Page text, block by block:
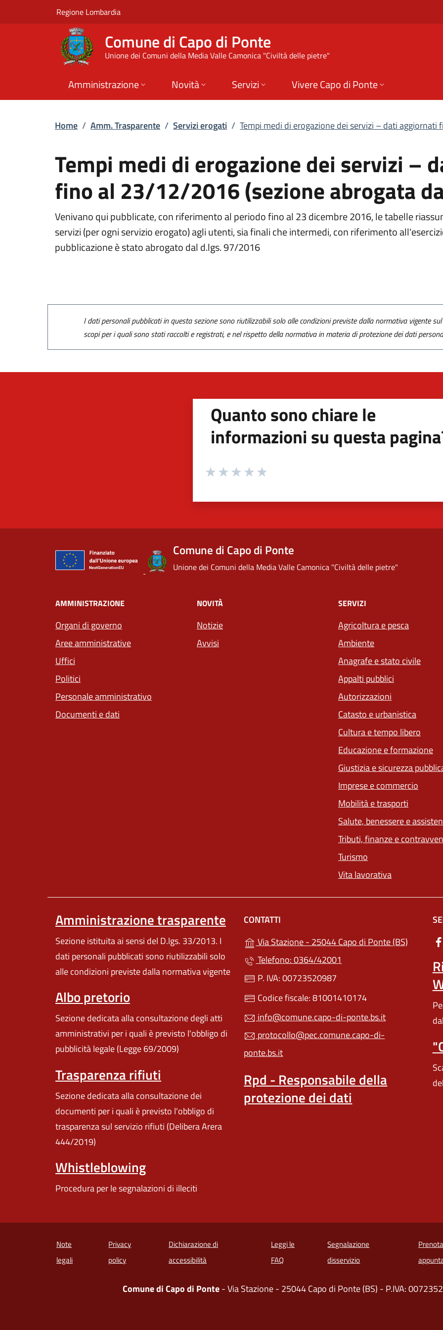
Vai al contenuto principale
Tempi medi di erogazione dei servizi –
Regione Lombardia
Comune di Capo di Ponte
Unione dei Comuni della Media Valle Camonica "Civiltà delle pietre"
Amministrazione Novità Servizi Vivere Capo di Ponte
Home / Amm. Trasparente / Servizi erogati / Tempi medi di erogazione dei servizi – dati aggiornati
Tempi medi di erogazione dei servizi –
fino al 23/12/2016 (sezione abrogata
Venivano qui pubblicate, con riferimento al periodo fino al 23 dicembre 2016, le tabelle
servizi (per ogni servizio erogato) agli utenti, sia finali che intermedi, con riferimento
pubblicazione è stato abrogato dal d.lgs. 97/2016
I dati personali pubblicati in questa sezione sono riutilizzabili solo alle condizioni previste dalla normativa vigente
scopi per i quali sono stati raccolti e registrati, e nel rispetto della normativa in materia di protezione dei dati
Quanto sono chiare le
informazioni su questa
Valuta da 1 a 5 stelle la pagina
Comune di Capo di Ponte
Unione dei Comuni della Media Valle Camonica "Civiltà delle pietre"
AMMINISTRAZIONE
Organi di governo
Aree amministrative
Uffici
Politici
Personale amministrativo
Documenti e dati
NOVITÀ
Notizie
Avvisi
SERVIZI
Agricoltura e pesca
Ambiente
Anagrafe e stato civile
Appalti pubblici
Autorizzazioni
Catasto e urbanistica
Cultura e tempo libero
Educazione e formazione
Giustizia e sicurezza
Imprese e commercio
Mobilità e trasporti
Salute, benessere e
Tributi, finanze e
Turismo
Vita lavorativa
Amministrazione trasparente
Sezione istituita ai sensi del D.lgs. 33/2013. I
dati personali pubblicati sono riutilizzabili solo
alle condizioni previste dalla normativa vigente
Albo pretorio
Sezione dedicata alla consultazione degli atti
amministrativi per i quali è previsto l'obbligo di
pubblicità legale (Legge 69/2009)
Trasparenza rifiuti
Sezione dedicata alla consultazione dei
documenti per i quali è previsto l'obbligo di
trasparenza sul servizio rifiuti (Delibera Arera
444/2019)
Whistleblowing
Procedura per le segnalazioni di illeciti
CONTATTI
Via Stazione - 25044 Capo di Ponte (BS) (apre in
Telefono: 0364/42001
P. IVA: 00723520987
Codice fiscale: 81001410174
info@comune.capo-di-ponte.bs.it
protocollo@pec.comune.capo-di-
ponte.bs.it
Rpd - Responsabile della
protezione dei dati
Note
legali
Privacy
policy
Dichiarazione di
accessibilità (apre in un'altra scheda).
Leggi le
FAQ
Segnalazione
disservizio
Comune di Capo di Ponte- Via Stazione - 25044 Capo di Ponte (BS) - P.IVA: